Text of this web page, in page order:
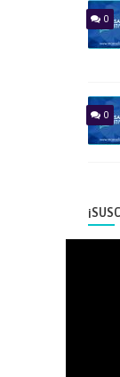
0
0